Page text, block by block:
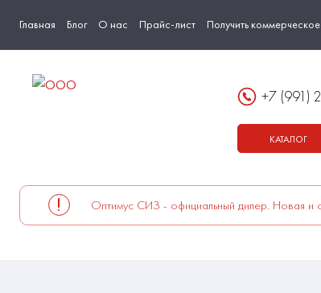
Главная Блог О нас Прайс-лист Получить
+7 (991)
КАТАЛОГ
Оптимус СИЗ - официальный дилер. Новая и